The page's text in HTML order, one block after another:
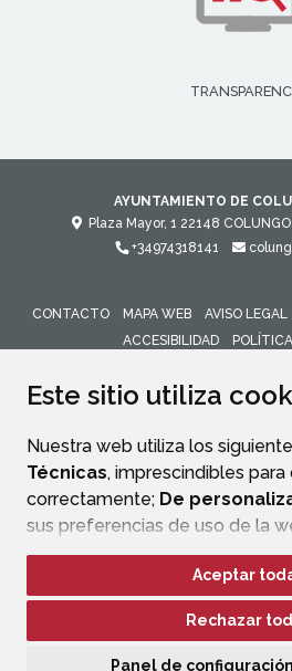
Este sitio utiliza
Nuestra web utiliza los
Técnicas, imprescindibles
correctamente; De
sus preferencias de uso de la
mejorar el funcionamiento de
Si acepta pulsando el botón
consideramos que acepta su
Aceptar
Rechazar
Panel de
AYUNTAMIENTO DE
Plaza Mayor, 1 22148 COLUNGO
+34974318141
CONTACTO MAPA WEB AVISO LEGAL
ACCESIBILIDAD